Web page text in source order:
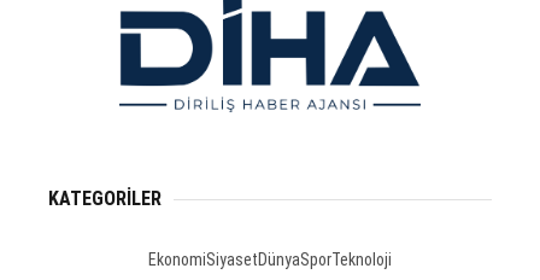
KATEGORİLER
EkonomiSiyasetDünyaSporTeknoloji